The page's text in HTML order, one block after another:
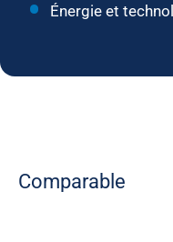
Énergie et
Comparable